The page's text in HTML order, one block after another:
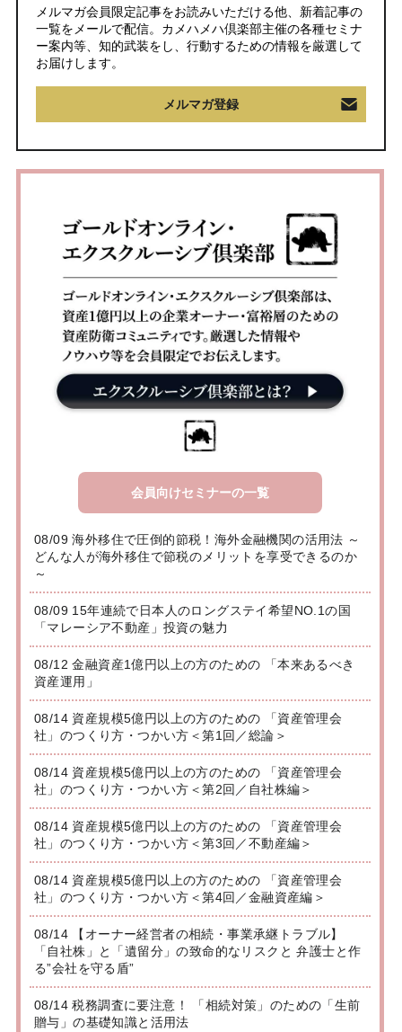
メルマガ会員限定記事をお読みいただける他、新着記事の
一覧をメールで配信。カメハメハ倶楽部主催の各種セミナ
ー案内等、知的武装をし、行動するための情報を厳選して
お届けします。
メルマガ登録
会員向けセミナーの一覧
08/09 海外移住で圧倒的節税！海外金融機関の活用法 ～
どんな人が海外移住で節税のメリットを享受できるのか
～
08/09 15年連続で日本人のロングステイ希望NO.1の国
「マレーシア不動産」投資の魅力
08/12 金融資産1億円以上の方のための 「本来あるべき
資産運用」
08/14 資産規模5億円以上の方のための 「資産管理会
社」のつくり方・つかい方＜第1回／総論＞
08/14 資産規模5億円以上の方のための 「資産管理会
社」のつくり方・つかい方＜第2回／自社株編＞
08/14 資産規模5億円以上の方のための 「資産管理会
社」のつくり方・つかい方＜第3回／不動産編＞
08/14 資産規模5億円以上の方のための 「資産管理会
社」のつくり方・つかい方＜第4回／金融資産編＞
08/14 【オーナー経営者の相続・事業承継トラブル】
「自社株」と「遺留分」の致命的なリスクと 弁護士と作
る”会社を守る盾”
08/14 税務調査に要注意！ 「相続対策」のための「生前
贈与」の基礎知識と活用法